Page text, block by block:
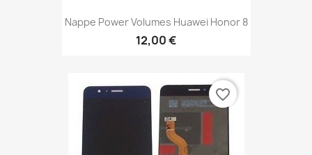
Nappe Power Volumes Huawei Honor 8
12,00 €
favorite_border